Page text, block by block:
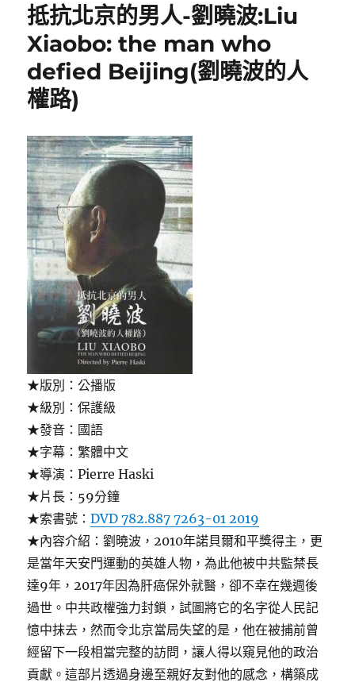
國
ART
TRAFFICKING
–
抵抗北京的男人-劉曉波:Liu
Xiaobo: the man who
defied Beijing(劉曉波的人
權路)
★版別：公播版
★級別：保護級
★發音：國語
★字幕：繁體中文
★導演：Pierre Haski
★片長：59分鐘
★索書號：DVD 782.887 7263-01 2019
★內容介紹：劉曉波，2010年諾貝爾和平獎得主，更
是當年天安門運動的英雄人物，為此他被中共監禁長
達9年，2017年因為肝癌保外就醫，卻不幸在幾週後
過世。中共政權強力封鎖，試圖將它的名字從人民記
憶中抹去，然而令北京當局失望的是，他在被捕前曾
經留下一段相當完整的訪問，讓人得以窺見他的政治
貢獻。這部片透過身邊至親好友對他的感念，構築成